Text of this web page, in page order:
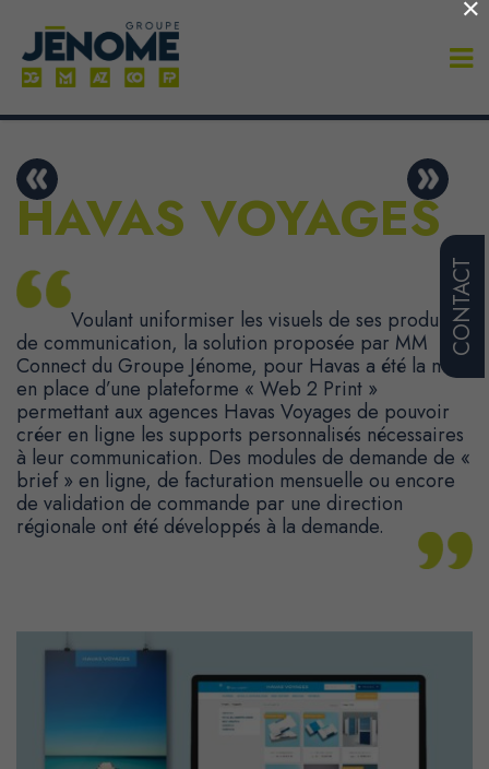
CONTACT
HAVAS VOYAGES
Voulant uniformiser les visuels de ses produits
de communication, la solution proposée par MM
Connect du Groupe Jénome, pour Havas a été la mise
en place d’une plateforme « Web 2 Print »
permettant aux agences Havas Voyages de pouvoir
créer en ligne les supports personnalisés nécessaires
à leur communication. Des modules de demande de «
brief » en ligne, de facturation mensuelle ou encore
de validation de commande par une direction
régionale ont été développés à la demande.